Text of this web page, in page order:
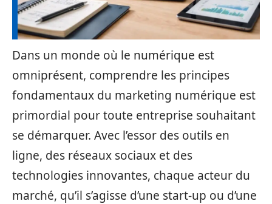
Dans un monde où le numérique est
omniprésent, comprendre les principes
fondamentaux du marketing numérique est
primordial pour toute entreprise souhaitant
se démarquer. Avec l’essor des outils en
ligne, des réseaux sociaux et des
technologies innovantes, chaque acteur du
marché, qu’il s’agisse d’une start-up ou d’une